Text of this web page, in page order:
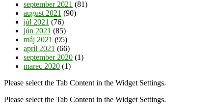
september 2021 (81)
august 2021 (90)
júl 2021 (76)
jún 2021 (85)
máj 2021 (95)
apríl 2021 (66)
september 2020 (1)
marec 2020 (1)
Please select the Tab Content in the Widget Settings.
Please select the Tab Content in the Widget Settings.